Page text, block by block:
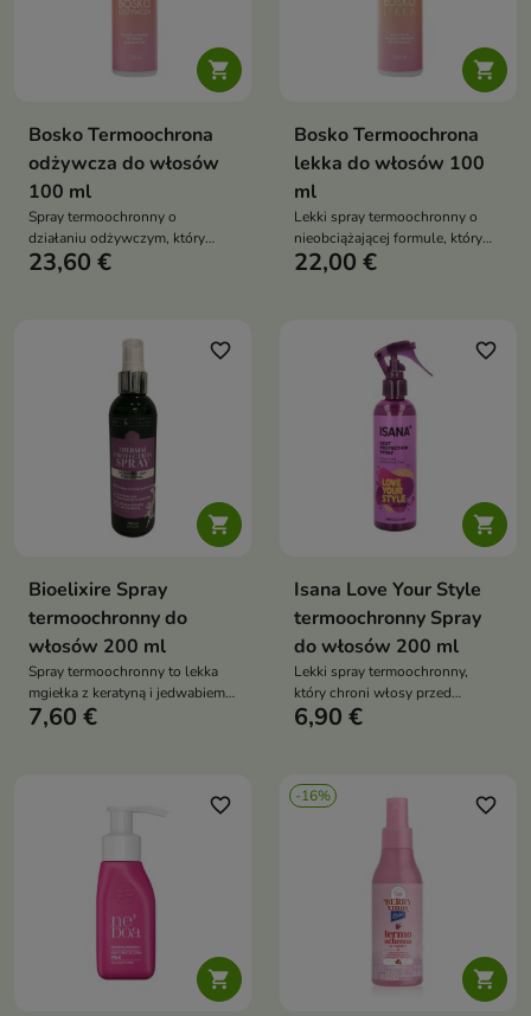

Bosko Termoochrona
odżywcza do włosów
100 ml
Spray termoochronny o
działaniu odżywczym, który
chroni włosy przed temperaturą
przedłuża efekt fryzury
23,60 €

Bosko Termoochrona
lekka do włosów 100
ml
Lekki spray termoochronny o
nieobciążającej formule, który
chroni włosy przed temperaturą
22,00 €

favorite_border
Bioelixire Spray
termoochronny do
włosów 200 ml
Spray termoochronny to lekka
mgiełka z keratyną i jedwabiem,
która chroni włosy przed
wygładzając i wzmacniając ich
7,60 €

favorite_border
Isana Love Your Style
termoochronny Spray
do włosów 200 ml
Lekki spray termoochronny,
który chroni włosy przed
temperaturą do 220°C, wygładza
kręceniem
6,90 €

favorite_border -16%

favorite_border